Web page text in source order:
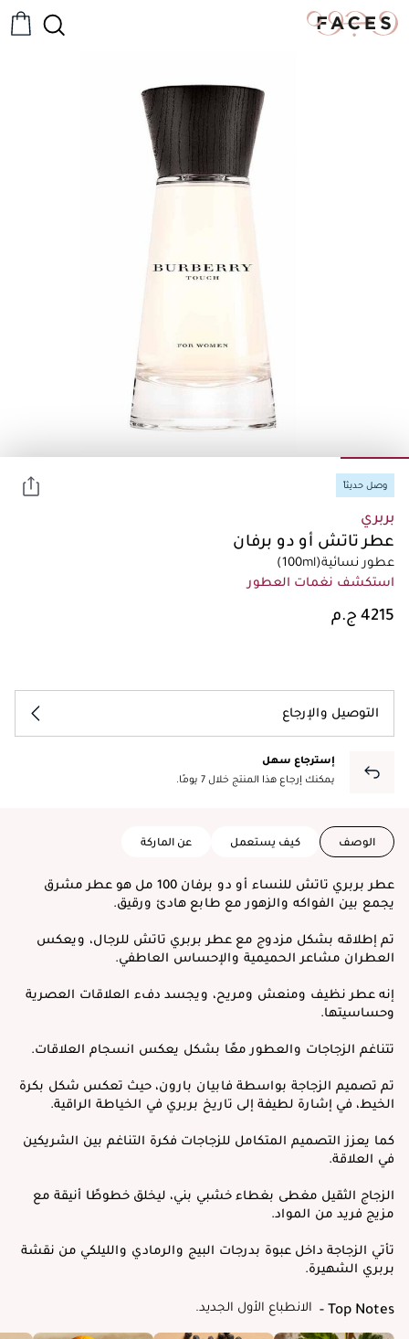
وصل حديثاً
بربري
عطر تاتش أو دو برفان
عطور نسائية(100ml)
استكشف نغمات العطور
التوصيل والإرجاع
إسترجاع سهل
يمكنك إرجاع هذا المنتج خلال 7 يومًا.
الوصف كيف يستعمل عن الماركة
عطر بربري تاتش للنساء أو دو برفان 100 مل هو عطر مشرق
يجمع بين الفواكه والزهور مع طابع هادئ ورقيق.
تم إطلاقه بشكل مزدوج مع عطر بربري تاتش للرجال، ويعكس
العطران مشاعر الحميمية والإحساس العاطفي.
إنه عطر نظيف ومنعش ومريح، ويجسد دفء العلاقات العصرية
وحساسيتها.
تتناغم الزجاجات والعطور معًا بشكل يعكس انسجام العلاقات.
تم تصميم الزجاجة بواسطة فابيان بارون، حيث تعكس شكل بكرة
الخيط، في إشارة لطيفة إلى تاريخ بربري في الخياطة الراقية.
كما يعزز التصميم المتكامل للزجاجات فكرة التناغم بين الشريكين
في العلاقة.
الزجاج الثقيل مغطى بغطاء خشبي بني، ليخلق خطوطًا أنيقة مع
مزيج فريد من المواد.
تأتي الزجاجة داخل عبوة بدرجات البيج والرمادي والليلكي من نقشة
بربري الشهيرة.
Top Notes الانطباع الأول الجديد.